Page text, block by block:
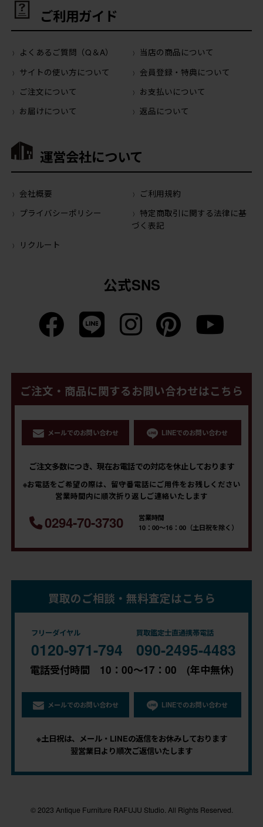
ご利用ガイド
よくあるご質問（Q＆A）
当店の商品について
サイトの使い方について
会員登録・特典について
ご注文について
お支払いについて
お届けについて
返品について
運営会社について
会社概要
ご利用規約
プライバシーポリシー
特定商取引に関する法律に基
づく表記
リクルート
公式SNS
ご注文・商品に関するお問い合わせはこちら
メールでのお問い合わせ LINEでのお問い合わせ
ご注文多数につき、現在お電話での対応を休止しております
※お電話をご希望の際は、留守番電話にご用件をお残しください
営業時間内に順次折り返しご連絡いたします
0294-70-3730
営業時間
10：00～16：00（土日祝を除く）
買取のご相談・無料査定はこちら
フリーダイヤル
0120-971-794
買取鑑定士直通携帯電話
090-2495-4483
電話受付時間 10：00～17：00 (年中無休)
メールでのお問い合わせ LINEでのお問い合わせ
※土日祝は、メール・LINEの返信をお休みしております
翌営業日より順次ご返信いたします
© 2023 Antique Furniture RAFUJU Studio. All Rights Reserved.